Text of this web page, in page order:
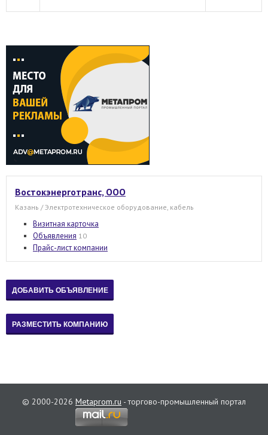
Востокэнерготранс, ООО
Казань / Электротехническое оборудование, кабель
Визитная карточка
Объявления 10
Прайс-лист компании
© 2000-2026 Metaprom.ru - торгово-промышленный портал